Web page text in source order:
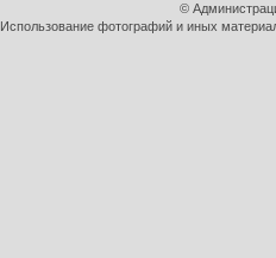
©
Использование фотографий и иных